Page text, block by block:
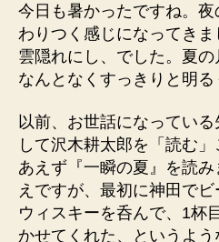
今日も暑かったですね。
わりつく感じになってき
雲隠れにし、でした。夏
なんとなくすっきりと明る
以前、お世話になってい
して沢木耕太郎を「読む
あえず『一瞬の夏』を読
えですが、最初に神田で
ウィスキーを呑んで、1杯
かせてくれた、というよう